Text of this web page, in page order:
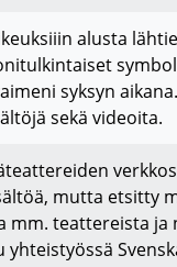
alusta
syksyn
sekä videoita.
mutta etsitty
mm. teattereista